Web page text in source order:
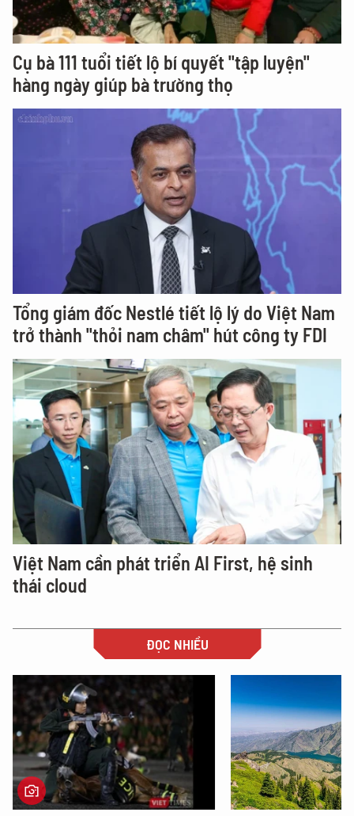
Cụ bà 111 tuổi tiết lộ bí quyết "tập luyện"
hàng ngày giúp bà trường thọ
Tổng giám đốc Nestlé tiết lộ lý do Việt Nam
trở thành "thỏi nam châm" hút công ty FDI
Việt Nam cần phát triển AI First, hệ sinh
thái cloud
ĐỌC NHIỀU